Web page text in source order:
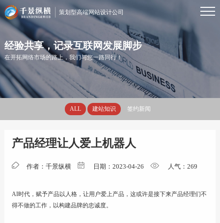
策划型高端网站设计公司
首页
服务
案例
资讯
经验共享，记录互联网发展脚步
在开拓网络市场的路上，我们与您一路同行！
ALL 建站知识 签约新闻
产品经理让人爱上机器人
作者：千景纵横 日期：2023-04-26 人气： 269
AI时代，赋予产品以人格，让用户爱上产品，这或许是接下来产品经理们不
得不做的工作，以构建品牌的忠诚度。